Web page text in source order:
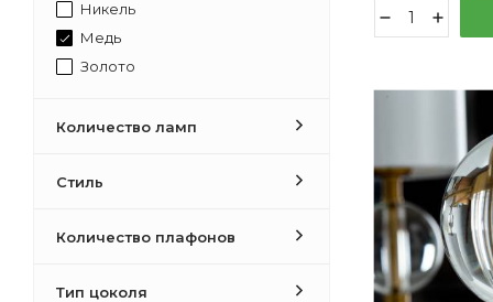
Никель
Медь
Золото
венге
Зеленый
Разноцветный
умбра
Количество ламп
Стиль
Количество плафонов
Тип цоколя